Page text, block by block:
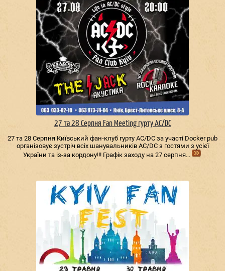
27 та 28 Серпня Fan Meeting гурту AC/DС
27 та 28 Серпня Київський фан-клуб гурту AC/DС за участі Docker pub
організовує зустріч всіх шанувальників AC/DС з гостями з усієї
України та із-за кордону!!! Графік заходу на 27 серпня…